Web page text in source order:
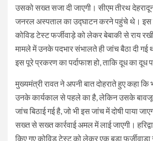
उसको सख्त सजा दी जाएगी। सीएम तीरथ
जनरल अस्पताल का उद्घाटन करने पहुंचे थे। इस
कोविड टेस्ट फर्जीवाड़े को लेकर बेबाकी से राय
मामले में उनके पदभार संभालते ही जांच बैठा दी गई
इस पूरे प्रकरण का पर्दाफाश हो, ताकि दूध का दूध
मुख्यमंत्री रावत ने अपनी बात दोहराते हुए कहा कि
उनके कार्यकाल से पहले का है, लेकिन उसके
जांच बिठाई गई है, जो भी इस जांच में दोषी पाया
सख्त से सख्त कार्रवाई अमल में लाई जाएगी।
किए गए कोविड टेस्ट को लेकर एक बड़ा